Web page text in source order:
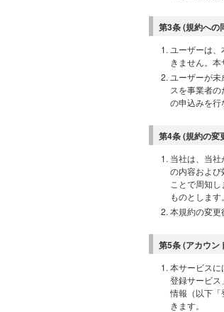
第3条 (規約への
ユーザーは
きません。
ユーザーが
スを事業者
の申込みを行
第4条 (規約の変
当社は、当
の内容およ
ことで周知
ものとします。
本規約の変更
第5条 (アカウン
本サービス
登録サービ
情報（以下
きます。